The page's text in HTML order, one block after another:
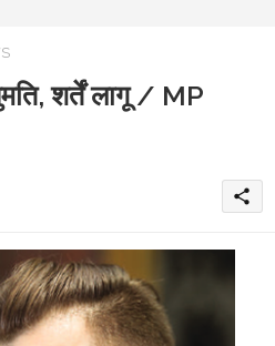
शर्तें लागू / MP
share